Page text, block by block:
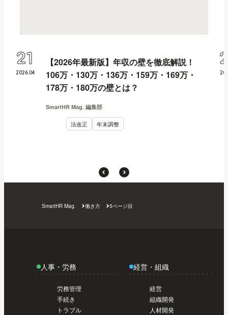
【2026年最新版】年収の壁を徹底解説！
106万・130万・136万・159万・169万・
178万・180万の壁とは？
SmartHR Mag. 編集部
法改正 年末調整
2026.04
21
SmartHR Mag. 働き方 5ページ目
人事・労務
労務管理
手続き
トラブル
経営・組織
経営
組織開発
人材開発